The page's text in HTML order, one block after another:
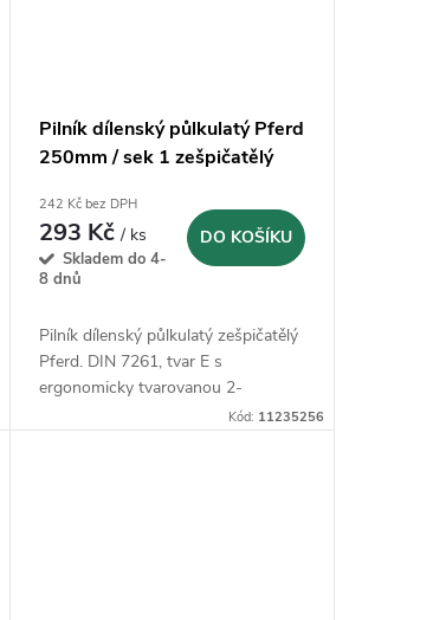
Pilník dílenský půlkulatý Pferd
250mm / sek 1 zešpičatělý
242 Kč bez DPH
293 Kč/ ks
Skladem do 4-
8 dnů
DO KOŠÍKU
Pilník dílenský půlkulatý zešpičatělý
Pferd. DIN 7261, tvar E s
ergonomicky tvarovanou 2-
složkovou plastovou rukojetí
Kód: 11235256